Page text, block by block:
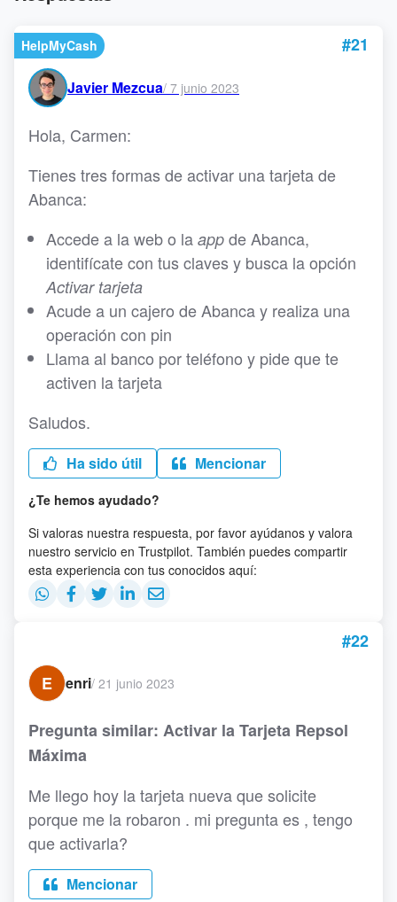
HelpMyCash #21
Javier Mezcua/ 7 junio 2023
Hola, Carmen:
Tienes tres formas de activar una tarjeta de
Abanca:
Accede a la web o la app de Abanca,
identifícate con tus claves y busca la opción
Activar tarjeta
Acude a un cajero de Abanca y realiza una
operación con pin
Llama al banco por teléfono y pide que te
activen la tarjeta
Saludos.
Ha sido útil Mencionar
¿Te hemos ayudado?
Si valoras nuestra respuesta, por favor ayúdanos y valora
nuestro servicio en Trustpilot. También puedes compartir
esta experiencia con tus conocidos aquí:
#22
E
enri/ 21 junio 2023
Pregunta similar: Activar la Tarjeta Repsol
Máxima
Me llego hoy la tarjeta nueva que solicite
porque me la robaron . mi pregunta es , tengo
que activarla?
Mencionar